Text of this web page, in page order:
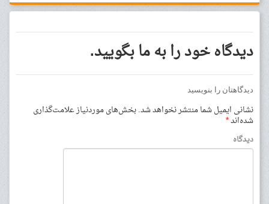
دیدگاه خود را به ما بگویید.
دیدگاهتان را بنویسید
نشانی ایمیل شما منتشر نخواهد شد.بخش‌های موردنیاز علامت‌گذاری
شده‌اند*
دیدگاه